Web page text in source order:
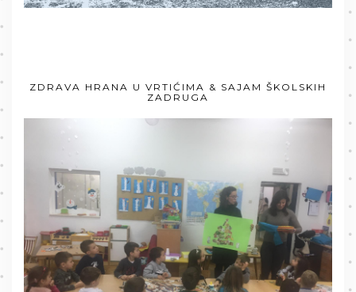
ZDRAVA HRANA U VRTIĆIMA & SAJAM ŠKOLSKIH
ZADRUGA